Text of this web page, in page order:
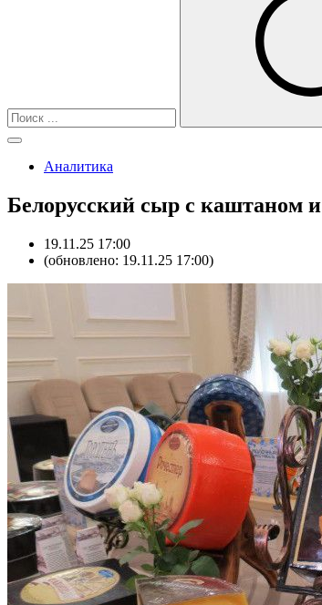
Аналитика
Белорусский сыр с каштаном
19.11.25 17:00
(обновлено: 19.11.25 17:00)